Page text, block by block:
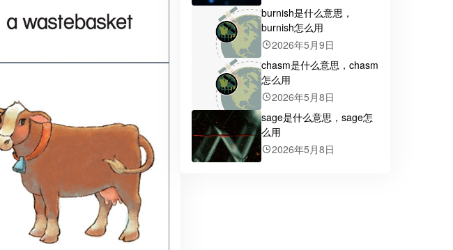
burnish是什么意思，
burnish怎么用
2026年5月9日
chasm是什么意思，chasm
怎么用
2026年5月8日
sage是什么意思，sage怎
么用
2026年5月8日